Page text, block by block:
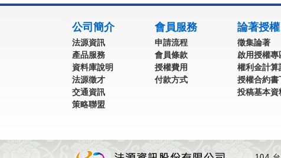
公司簡介
法源資訊
產品服務
資料庫說明
法源徵才
交通資訊
策略聯盟
會員服務
申請流程
會員條款
授權費用
付款方式
論著授權
徵集論著
啟用授權專
權利金計算
授權合約書
投稿基本資